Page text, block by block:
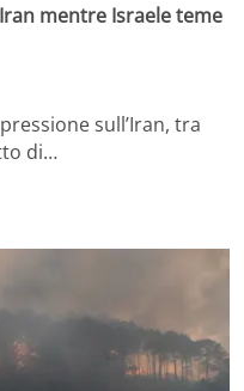
mentre Israele teme
sull’Iran, tra
di…